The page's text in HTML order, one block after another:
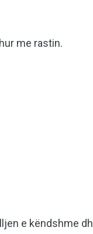
me rastin.
e këndshme